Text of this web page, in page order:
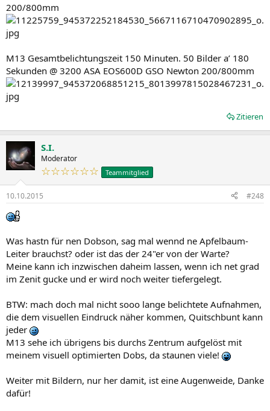
200/800mm
M13 Gesamtbelichtungszeit 150 Minuten. 50 Bilder a’ 180
Sekunden @ 3200 ASA EOS600D GSO Newton 200/800mm
Zitieren
S.I.
Moderator
☆☆☆☆☆☆ Teammitglied
10.10.2015 #248
Was hastn für nen Dobson, sag mal wennd ne Apfelbaum-
Leiter brauchst? oder ist das der 24"er von der Warte?
Meine kann ich inzwischen daheim lassen, wenn ich net grad
im Zenit gucke und er wird noch weiter tiefergelegt.
BTW: mach doch mal nicht sooo lange belichtete Aufnahmen,
die dem visuellen Eindruck näher kommen, Quitschbunt kann
jeder
M13 sehe ich übrigens bis durchs Zentrum aufgelöst mit
meinem visuell optimierten Dobs, da staunen viele!
Weiter mit Bildern, nur her damit, ist eine Augenweide, Danke
dafür!